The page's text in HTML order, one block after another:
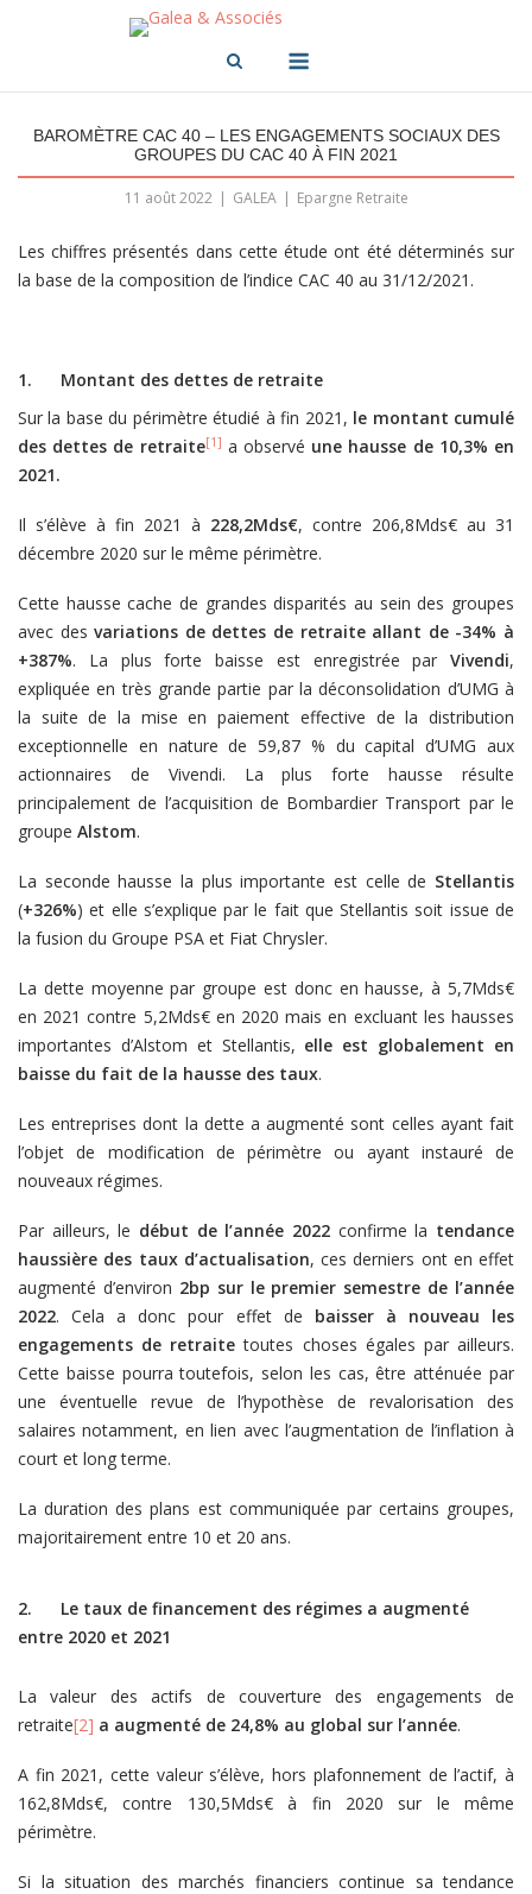
BAROMÈTRE CAC 40 – LES ENGAGEMENTS SOCIAUX DES
GROUPES DU CAC 40 À FIN 2021
11 août 2022 GALEA Epargne Retraite
Les chiffres présentés dans cette étude ont été déterminés sur
la base de la composition de l’indice CAC 40 au 31/12/2021.
1. Montant des dettes de retraite
Sur la base du périmètre étudié à fin 2021, le montant cumulé
des dettes de retraite[1] a observé une hausse de 10,3% en
2021.
Il s’élève à fin 2021 à 228,2Mds€, contre 206,8Mds€ au 31
décembre 2020 sur le même périmètre.
Cette hausse cache de grandes disparités au sein des groupes
avec desvariations de dettes de retraite allant de -34% à
+387%. La plus forte baisse est enregistrée par Vivendi,
expliquée en très grande partie par la déconsolidation d’UMG à
la suite de la mise en paiement effective de la distribution
exceptionnelle en nature de 59,87 % du capital d’UMG aux
actionnaires de Vivendi. La plus forte hausse résulte
principalement de l’acquisition de Bombardier Transport par le
groupe Alstom.
La seconde hausse la plus importante est celle de Stellantis
(+326%) et elle s’explique par le fait que Stellantis soit issue de
la fusion du Groupe PSA et Fiat Chrysler.
La dette moyenne par groupe est donc en hausse, à 5,7Mds€
en 2021 contre 5,2Mds€ en 2020 mais en excluant les hausses
importantes d’Alstom et Stellantis, elle est globalement en
baisse du fait de la hausse des taux.
Les entreprises dont la dette a augmenté sont celles ayant fait
l’objet de modification de périmètre ou ayant instauré de
nouveaux régimes.
Par ailleurs, le début de l’année 2022 confirme la tendance
haussière des taux d’actualisation, ces derniers ont en effet
augmenté d’environ 2bp sur le premier semestre de l’année
2022. Cela a donc pour effet de baisser à nouveau les
engagements de retraite toutes choses égales par ailleurs.
Cette baisse pourra toutefois, selon les cas, être atténuée par
une éventuelle revue de l’hypothèse de revalorisation des
salaires notamment, en lien avec l’augmentation de l’inflation à
court et long terme.
La duration des plans est communiquée par certains groupes,
majoritairement entre 10 et 20 ans.
2. Le taux de financement des régimes a augmenté
entre 2020 et 2021
La valeur des actifs de couverture des engagements de
retraite[2] a augmenté de 24,8% au global sur l’année.
A fin 2021, cette valeur s’élève, hors plafonnement de l’actif, à
162,8Mds€, contre 130,5Mds€ à fin 2020 sur le même
périmètre.
Si la situation des marchés financiers continue sa tendance